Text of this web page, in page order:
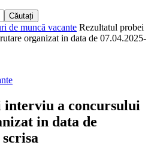
de muncă vacante Rezultatul probei
organizat in data de 07.04.2025-
a concursului
in data de